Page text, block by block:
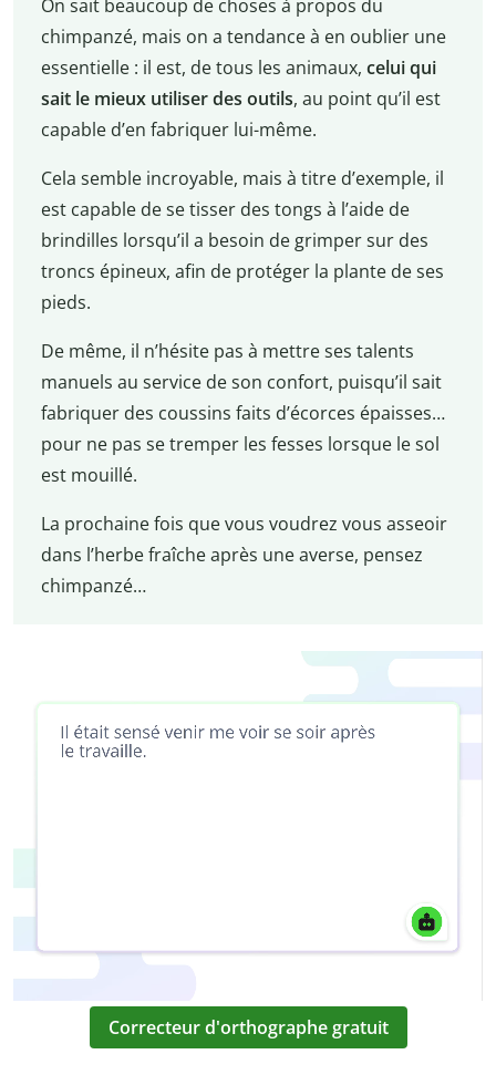
On sait beaucoup de choses à propos du
chimpanzé, mais on a tendance à en oublier une
essentielle : il est, de tous les animaux, celui qui
sait le mieux utiliser des outils, au point qu’il est
capable d’en fabriquer lui-même.
Cela semble incroyable, mais à titre d’exemple, il
est capable de se tisser des tongs à l’aide de
brindilles lorsqu’il a besoin de grimper sur des
troncs épineux, afin de protéger la plante de ses
pieds.
De même, il n’hésite pas à mettre ses talents
manuels au service de son confort, puisqu’il sait
fabriquer des coussins faits d’écorces épaisses…
pour ne pas se tremper les fesses lorsque le sol
est mouillé.
La prochaine fois que vous voudrez vous asseoir
dans l’herbe fraîche après une averse, pensez
chimpanzé…
Correcteur d'orthographe gratuit